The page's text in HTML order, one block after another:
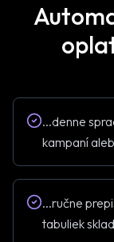
...denne
kampaní
...ručne
tabuliek